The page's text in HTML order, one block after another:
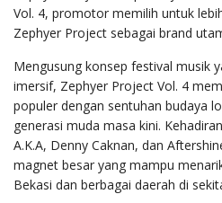
Vol. 4, promotor memilih untuk
Zephyer Project sebagai brand
Mengusung konsep festival musik
imersif, Zephyer Project Vol. 4
populer dengan sentuhan budaya
generasi muda masa kini.
A.K.A, Denny Caknan, dan
magnet besar yang mampu
Bekasi dan berbagai daerah di